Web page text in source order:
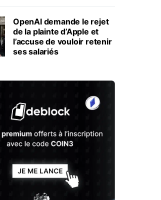
OpenAI demande le rejet
de la plainte d’Apple et
l’accuse de vouloir retenir
ses salariés